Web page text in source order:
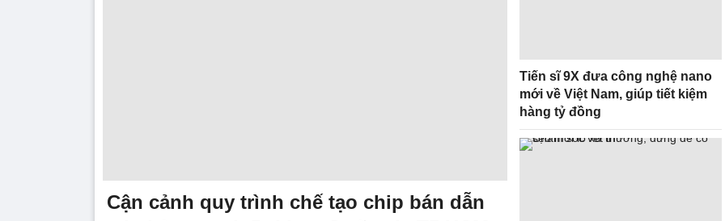
Cận cảnh quy trình chế tạo chip bán dẫn
Tiến sĩ 9X đưa công nghệ nano
mới về Việt Nam, giúp tiết kiệm
hàng tỷ đồng